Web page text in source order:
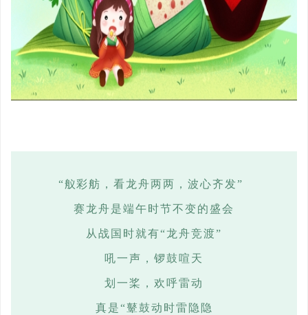
“舣彩舫，看龙舟两两，波心齐发”
赛龙舟是端午时节不变的盛会
从战国时就有“龙舟竞渡”
吼一声，锣鼓喧天
划一桨，欢呼雷动
真是“鼙鼓动时雷隐隐